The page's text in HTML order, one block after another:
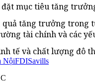
mục tiêu tăng
quả tăng trưởng trong
tài chính và các
tế và chất lượng đô
NộiFDISavills